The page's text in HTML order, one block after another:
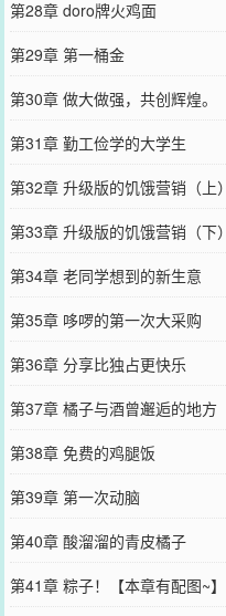
第28章 doro牌火鸡面
第29章 第一桶金
第30章 做大做强，共创辉煌。
第31章 勤工俭学的大学生
第32章 升级版的饥饿营销（上）
第33章 升级版的饥饿营销（下）
第34章 老同学想到的新生意
第35章 哆啰的第一次大采购
第36章 分享比独占更快乐
第37章 橘子与酒曾邂逅的地方
第38章 免费的鸡腿饭
第39章 第一次动脑
第40章 酸溜溜的青皮橘子
第41章 粽子！【本章有配图~】